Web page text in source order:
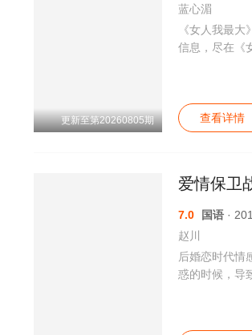
更新至第20260805期
蓝心湄
《女人我最
信息，尽在《
查看详情
爱情保卫
7.0 国语 ·
赵川
后婚恋时代情
惑的时候，导